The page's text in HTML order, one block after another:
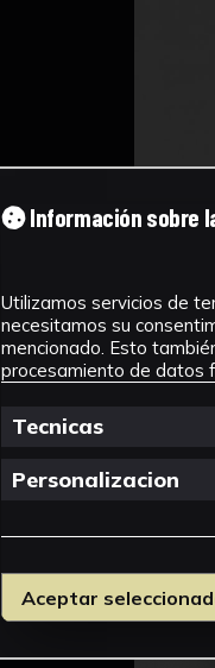
Información sobre
Utilizamos servicios de
necesitamos su
mencionado. Esto
procesamiento de datos
Tecnicas
Personalizacion
Aceptar